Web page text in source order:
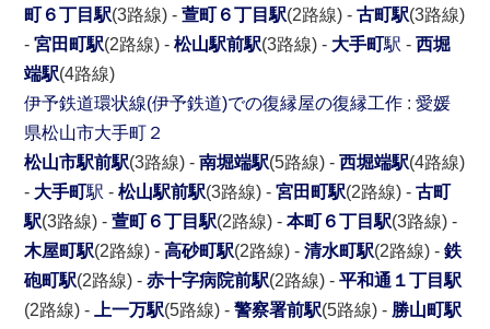
町６丁目駅(3路線) -萱町６丁目駅(2路線) -古町駅(3路線)
-宮田町駅(2路線) -松山駅前駅(3路線) - 大手町駅 -西堀
端駅(4路線)
伊予鉄道環状線(伊予鉄道)での復縁屋の復縁工作 :愛媛
県松山市大手町２
松山市駅前駅(3路線) -南堀端駅(5路線) -西堀端駅(4路線)
- 大手町駅 -松山駅前駅(3路線) -宮田町駅(2路線) -古町
駅(3路線) -萱町６丁目駅(2路線) -本町６丁目駅(3路線) -
木屋町駅(2路線) -高砂町駅(2路線) -清水町駅(2路線) -鉄
砲町駅(2路線) -赤十字病院前駅(2路線) -平和通１丁目駅
(2路線) -
上一万駅(5路線) -警察署前駅(5路線) - 勝山町駅